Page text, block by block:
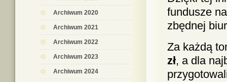
Archiwum 2020
Archiwum 2021
Archiwum 2022
Archiwum 2023
Archiwum 2024
fundusze
zbędnej
Za każdą
zł, a dla